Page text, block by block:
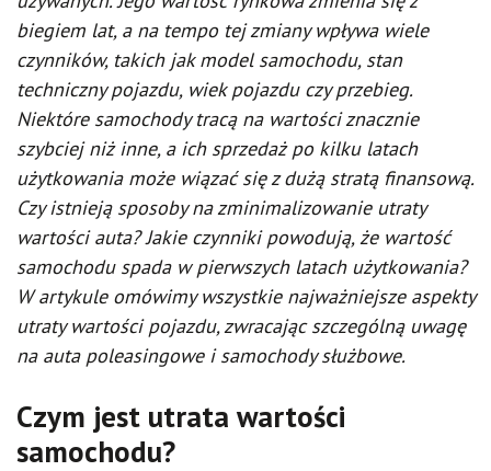
biegiem lat, a na tempo tej zmiany wpływa wiele
czynników, takich jak model samochodu, stan
techniczny pojazdu, wiek pojazdu czy przebieg.
Niektóre samochody tracą na wartości znacznie
szybciej niż inne, a ich sprzedaż po kilku latach
użytkowania może wiązać się z dużą stratą finansową.
Czy istnieją sposoby na zminimalizowanie utraty
wartości auta? Jakie czynniki powodują, że wartość
samochodu spada w pierwszych latach użytkowania?
W artykule omówimy wszystkie najważniejsze aspekty
utraty wartości pojazdu, zwracając szczególną uwagę
na auta poleasingowe i samochody służbowe.
Czym jest utrata wartości
samochodu?